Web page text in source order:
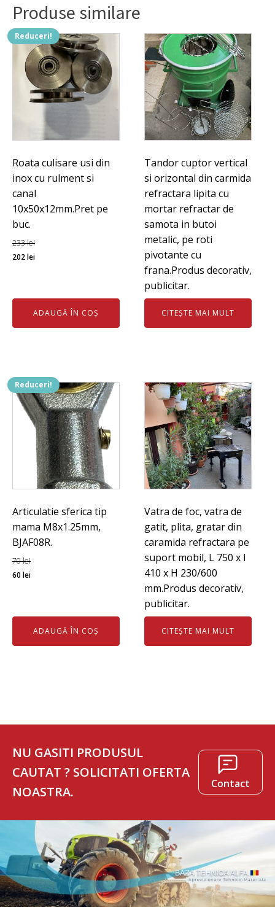
Produse similare
Reduceri!
Roata culisare usi din
inox cu rulment si
canal
10x50x12mm.Pret pe
buc.
233lei
Prețul
fost:
233 lei.
202leiPrețul
202 lei.
ADAUGĂ ÎN COȘ
Tandor cuptor vertical
si orizontal din carmida
refractara lipita cu
mortar refractar de
samota in butoi
metalic, pe roti
pivotante cu
frana.Produs decorativ,
publicitar.
CITEȘTE MAI MULT
Reduceri!
Articulatie sferica tip
mama M8x1.25mm,
BJAF08R.
70lei
Prețul
fost:
70 lei.
60 leiPrețul
60 lei.
ADAUGĂ ÎN COȘ
Vatra de foc, vatra de
gatit, plita, gratar din
caramida refractara pe
suport mobil, L 750 x l
410 x H 230/600
mm.Produs decorativ,
publicitar.
CITEȘTE MAI MULT
NU GASITI PRODUSUL
CAUTAT ? SOLICITATI OFERTA
NOASTRA.
Contact